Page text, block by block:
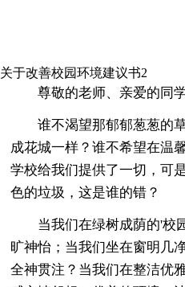
关于改善校园环境建议书2
尊敬的老师、亲爱的同
谁不渴望那郁郁葱葱的
成花城一样？谁不希望在温
学校给我们提供了一切，可
色的垃圾，这是谁的错？
当我们在绿树成荫的'校
旷神怡；当我们坐在窗明几
全神贯注？当我们在整洁优